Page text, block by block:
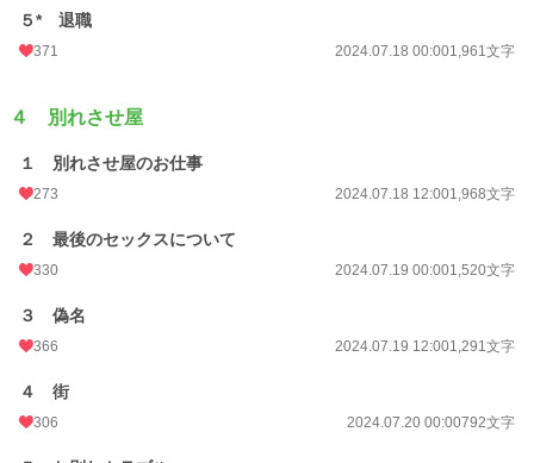
５* 退職
371 2024.07.18 00:001,961文字
４ 別れさせ屋
１ 別れさせ屋のお仕事
273 2024.07.18 12:001,968文字
２ 最後のセックスについて
330 2024.07.19 00:001,520文字
３ 偽名
366 2024.07.19 12:001,291文字
４ 街
306 2024.07.20 00:00792文字